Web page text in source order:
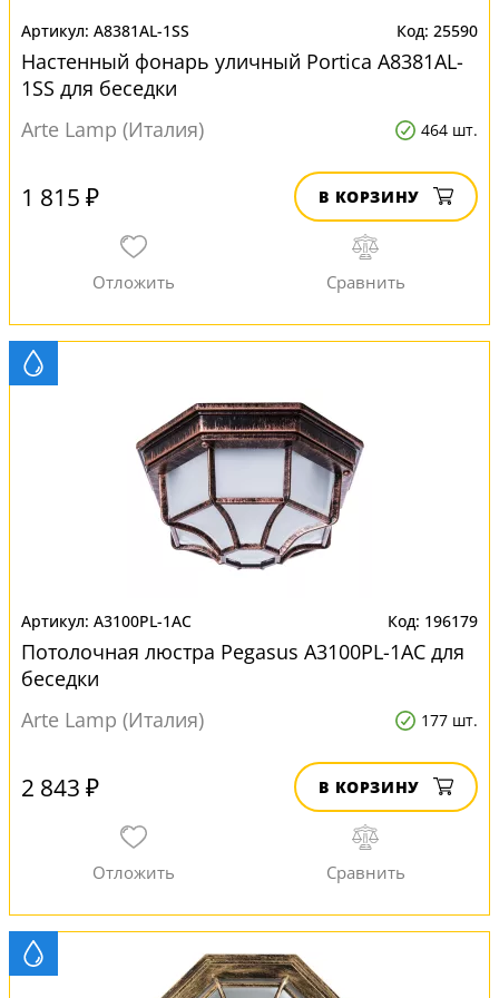
A8381AL-1SS 25590
Настенный фонарь уличный Portica A8381AL-
1SS для беседки
Arte Lamp (Италия)
464 шт.
1 815 ₽ В КОРЗИНУ
A3100PL-1AC 196179
Потолочная люстра Pegasus A3100PL-1AC для
беседки
Arte Lamp (Италия)
177 шт.
2 843 ₽ В КОРЗИНУ